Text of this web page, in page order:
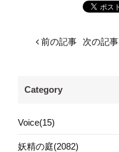
前の記事 次の記事
Category
Voice(15)
妖精の庭(2082)